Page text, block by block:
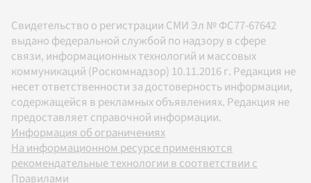
Свидетельство о регистрации СМИ Эл № ФС77-67642
выдано федеральной службой по надзору в сфере
связи, информационных технологий и массовых
коммуникаций (Роскомнадзор) 10.11.2016 г. Редакция не
несет ответственности за достоверность информации,
содержащейся в рекламных объявлениях. Редакция не
предоставляет справочной информации.
Информация об ограничениях
На информационном ресурсе применяются
рекомендательные технологии в соответствии с
Правилами